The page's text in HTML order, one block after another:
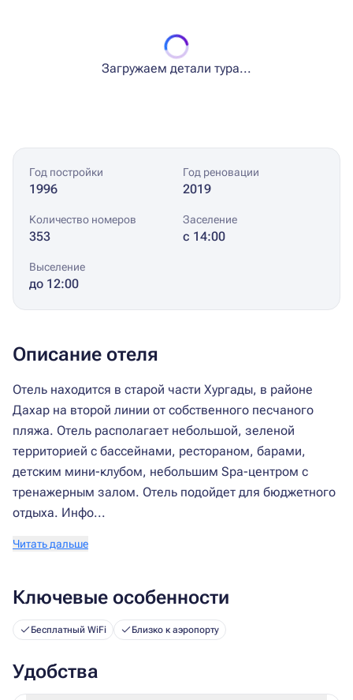
Загружаем детали тура...
Год постройки
1996
Год реновации
2019
Количество номеров
353
Заселение
с 14:00
Выселение
до 12:00
Описание отеля
Отель находится в старой части Хургады, в районе
Дахар на второй линии от собственного песчаного
пляжа. Отель располагает небольшой, зеленой
территорией с бассейнами, рестораном, барами,
детским мини-клубом, небольшим Spa-центром с
тренажерным залом. Отель подойдет для бюджетного
отдыха. Инфо...
Читать дальше
Ключевые особенности
Бесплатный WiFi Близко к аэропорту
Удобства